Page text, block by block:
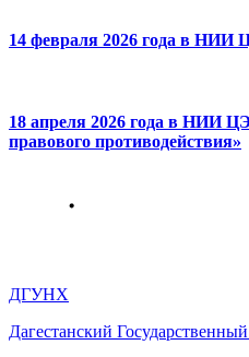
14 февраля 2026 года в НИИ
18 апреля 2026 года в НИИ
правового противодействия»
ДГУНХ
Дагестанский